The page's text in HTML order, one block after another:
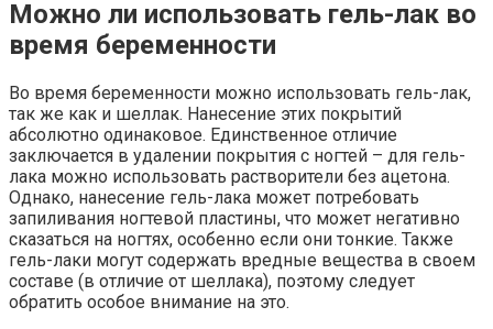
Можно ли использовать гель-лак во
время беременности
Во время беременности можно использовать гель-лак,
так же как и шеллак. Нанесение этих покрытий
абсолютно одинаковое. Единственное отличие
заключается в удалении покрытия с ногтей – для гель-
лака можно использовать растворители без ацетона.
Однако, нанесение гель-лака может потребовать
запиливания ногтевой пластины, что может негативно
сказаться на ногтях, особенно если они тонкие. Также
гель-лаки могут содержать вредные вещества в своем
составе (в отличие от шеллака), поэтому следует
обратить особое внимание на это.